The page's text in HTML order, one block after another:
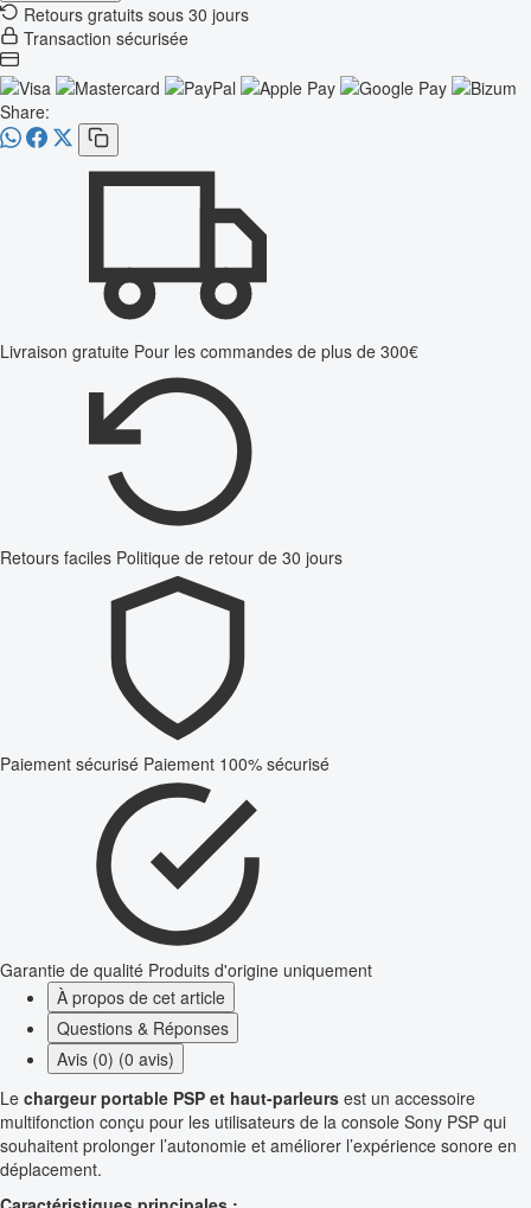
Retours gratuits sous 30 jours
Transaction sécurisée
Share:
Livraison gratuite Pour les commandes de plus de 300€
Retours faciles Politique de retour de 30 jours
Paiement sécurisé Paiement 100% sécurisé
Garantie de qualité Produits d'origine uniquement
À propos de cet article
Questions & Réponses
Avis (0) (0 avis)
Le chargeur portable PSP et haut-parleurs est un accessoire
multifonction conçu pour les utilisateurs de la console Sony PSP qui
souhaitent prolonger l’autonomie et améliorer l’expérience sonore en
déplacement.